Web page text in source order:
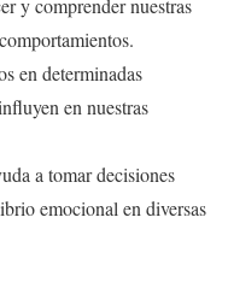
y comprender nuestras
en determinadas
en nuestras
a tomar decisiones
emocional en diversas